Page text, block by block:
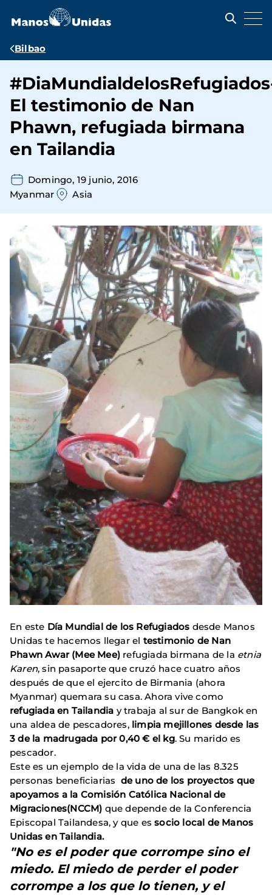
contenido
Ruta
navegación
Bilbao
El testimonio de Nan
Phawn, refugiada birmana
en Tailandia
Domingo, 19 junio, 2016
Myanmar
Asia
En este Día Mundial de los Refugiados desde Manos
Unidas te hacemos llegar el testimonio de Nan
Phawn Awar (Mee Mee) refugiada birmana de la etnia
Karen, sin pasaporte que cruzó hace cuatro años
después de que el ejercito de Birmania (ahora
Myanmar) quemara su casa. Ahora vive como
refugiada en Tailandia y trabaja al sur de Bangkok en
una aldea de pescadores,limpia mejillones desde las
3 de la madrugada por 0,40 € el kg. Su marido es
pescador.
Este es un ejemplo de la vida de una de las 8.325
personas beneficiarias de uno de los proyectos que
apoyamos a la Comisión Católica Nacional de
Migraciones(NCCM) que depende de la Conferencia
Episcopal Tailandesa, y que essocio local de Manos
Unidas en Tailandia.
"No es el poder que corrompe sino el
miedo. El miedo de perder el poder
corrompe a los que lo tienen, y el